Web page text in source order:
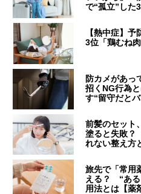
で“孤立”した
【熱中症】
3位「鶏むね
防カメがあっ
招くNG行為
す“留守だと
前髪のセット
塗ると失敗
れない整え方
旅先で「常用
える？ “ある
用法とは【薬